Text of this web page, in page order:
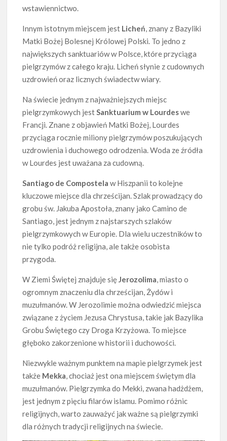
wstawiennictwo.
Innym istotnym miejscem jest Licheń, znany z Bazyliki
Matki Bożej Bolesnej Królowej Polski. To jedno z
największych sanktuariów w Polsce, które przyciąga
pielgrzymów z całego kraju. Licheń słynie z cudownych
uzdrowień oraz licznych świadectw wiary.
Na świecie jednym z najważniejszych miejsc
pielgrzymkowych jestSanktuarium w Lourdeswe
Francji. Znane z objawień Matki Bożej, Lourdes
przyciąga rocznie miliony pielgrzymów poszukujących
uzdrowienia i duchowego odrodzenia. Woda ze źródła
w Lourdes jest uważana za cudowną.
Santiago de Compostela w Hiszpanii to kolejne
kluczowe miejsce dla chrześcijan. Szlak prowadzący do
grobu św. Jakuba Apostoła, znany jako Camino de
Santiago, jest jednym z najstarszych szlaków
pielgrzymkowych w Europie. Dla wielu uczestników to
nie tylko podróż religijna, ale także osobista
przygoda.
W Ziemi Świętej znajduje sięJerozolima, miasto o
ogromnym znaczeniu dla chrześcijan, Żydów i
muzułmanów. W Jerozolimie można odwiedzić miejsca
związane z życiem Jezusa Chrystusa, takie jak Bazylika
Grobu Świętego czy Droga Krzyżowa. To miejsce
głęboko zakorzenione w historii i duchowości.
Niezwykle ważnym punktem na mapie pielgrzymek jest
także Mekka, chociaż jest ona miejscem świętym dla
muzułmanów. Pielgrzymka do Mekki, zwana hadżdżem,
jest jednym z pięciu filarów islamu. Pomimo różnic
religijnych, warto zauważyć jak ważne są pielgrzymki
dla różnych tradycji religijnych na świecie.